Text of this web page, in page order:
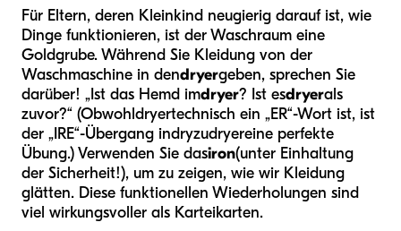
Für Eltern, deren Kleinkind neugierig darauf ist, wie
Dinge funktionieren, ist der Waschraum eine
Goldgrube. Während Sie Kleidung von der
Waschmaschine in dendryergeben, sprechen Sie
darüber! „Ist das Hemd imdryer? Ist esdryerals
zuvor?“ (Obwohldryertechnisch ein „ER“-Wort ist, ist
der „IRE“-Übergang indryzudryereine perfekte
Übung.) Verwenden Sie dasiron(unter Einhaltung
der Sicherheit!), um zu zeigen, wie wir Kleidung
glätten. Diese funktionellen Wiederholungen sind
viel wirkungsvoller als Karteikarten.